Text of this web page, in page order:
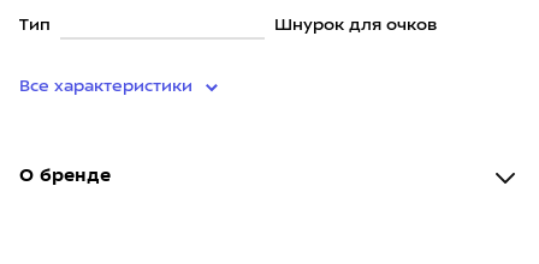
Тип Шнурок для очков
Все характеристики
О бренде